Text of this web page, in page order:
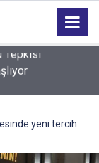
yeni tercih